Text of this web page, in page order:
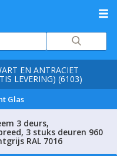
EN ANTRACIET
LEVERING) (6103)
Glas
3 deurs,
3 stuks deuren 960
RAL 7016